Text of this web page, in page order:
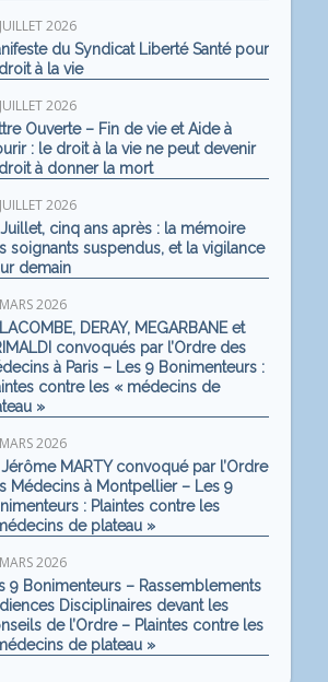
2026
du Syndicat Liberté Santé pour
à la vie
2026
Ouverte – Fin de vie et Aide à
: le droit à la vie ne peut devenir
à donner la mort
2026
cinq ans après : la mémoire
soignants suspendus, et la vigilance
demain
2026
DERAY, MEGARBANE et
convoqués par l’Ordre des
à Paris – Les 9 Bonimenteurs :
contre les « médecins de
»
2026
Jérôme MARTY convoqué par l’Ordre
Médecins à Montpellier – Les 9
: Plaintes contre les
de plateau »
2026
9 Bonimenteurs – Rassemblements
Disciplinaires devant les
de l’Ordre – Plaintes contre les
de plateau »